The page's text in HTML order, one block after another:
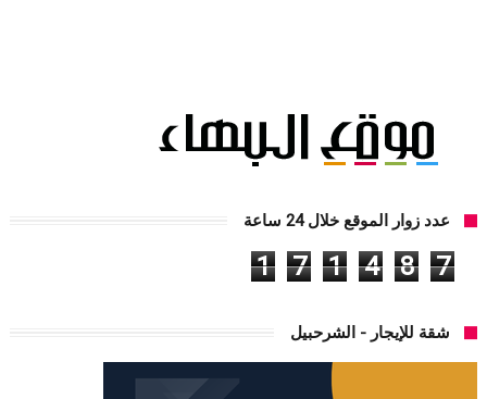
عدد زوار الموقع خلال 24 ساعة
1 7 1 4 8 7
شقة للإيجار - الشرحبيل